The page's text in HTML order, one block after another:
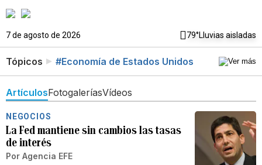
7 de agosto de 2026 79°Lluvias aisladas
Tópicos #Economía de Estados Unidos
ArtículosFotogaleríasVídeos
NEGOCIOS
La Fed mantiene sin cambios las tasas
de interés
Por Agencia EFE